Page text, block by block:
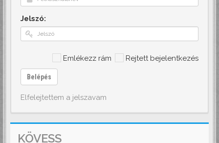
Jelszó:
Emlékezz rám Rejtett bejelentkezés
Belépés
Elfelejtettem a jelszavam
KÖVESS